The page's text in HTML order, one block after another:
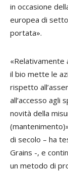
in occasione
europea di
portata».
«Relativamente
il bio mette le
rispetto
all’accesso agli
novità della
di secolo – ha
Grains -, e
un metodo di